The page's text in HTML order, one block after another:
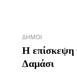
ΔΉΜΟΙ
Η επίσκεψη
Δαμάσι